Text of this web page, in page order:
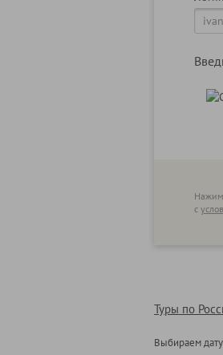
с
Туры по
Выбираем